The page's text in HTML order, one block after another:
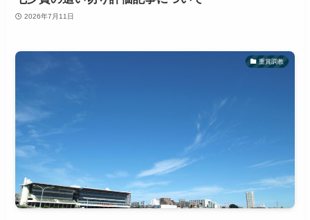
2026年7月11日
重賞調教